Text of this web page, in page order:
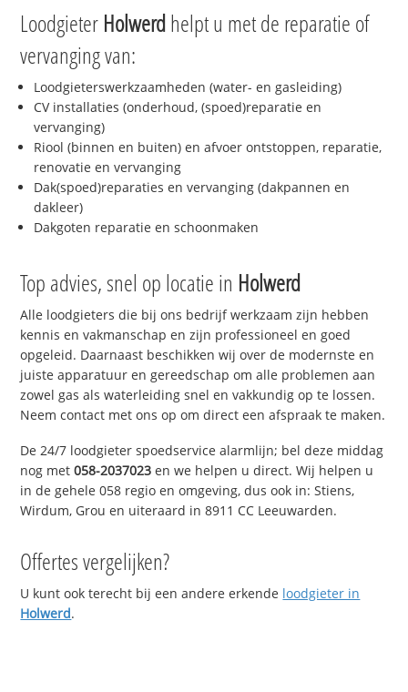
Loodgieter Holwerdhelpt u met de reparatie of
vervanging van:
Loodgieterswerkzaamheden (water- en gasleiding)
CV installaties (onderhoud, (spoed)reparatie en
vervanging)
Riool (binnen en buiten) en afvoer ontstoppen, reparatie,
renovatie en vervanging
Dak(spoed)reparaties en vervanging (dakpannen en
dakleer)
Dakgoten reparatie en schoonmaken
Top advies, snel op locatie in Holwerd
Alle loodgieters die bij ons bedrijf werkzaam zijn hebben
kennis en vakmanschap en zijn professioneel en goed
opgeleid. Daarnaast beschikken wij over de modernste en
juiste apparatuur en gereedschap om alle problemen aan
zowel gas als waterleiding snel en vakkundig op te lossen.
Neem contact met ons op om direct een afspraak te maken.
De 24/7 loodgieter spoedservice alarmlijn; bel deze middag
nog met058-2037023 en we helpen u direct. Wij helpen u
in de gehele 058 regio en omgeving, dus ook in: Stiens,
Wirdum, Grou en uiteraard in 8911 CC Leeuwarden.
Offertes vergelijken?
U kunt ook terecht bij een andere erkende loodgieter in
Holwerd.